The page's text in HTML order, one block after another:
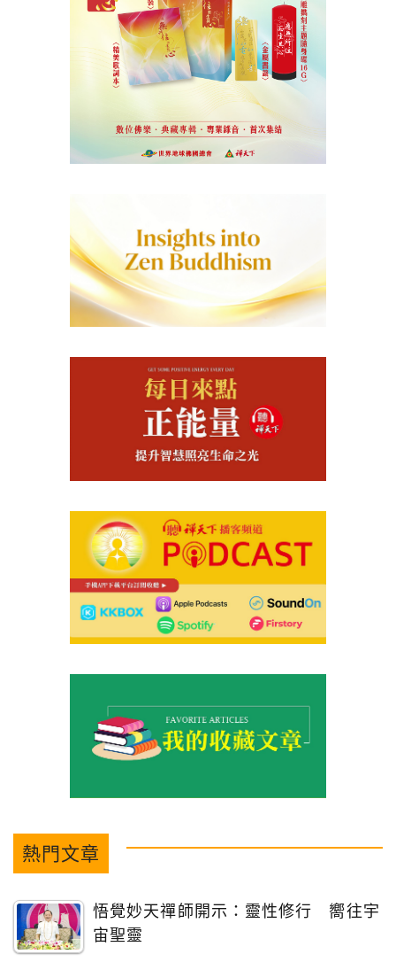
熱門文章
悟覺妙天禪師開示：靈性修行 嚮往宇
宙聖靈